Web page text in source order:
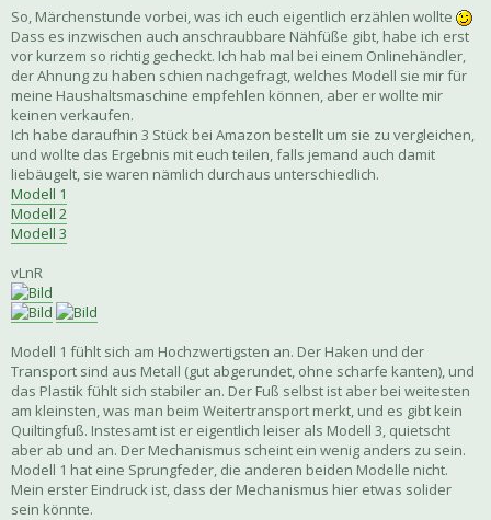
So, Märchenstunde vorbei, was ich euch eigentlich erzählen wollte
Dass es inzwischen auch anschraubbare Nähfüße gibt, habe ich erst
vor kurzem so richtig gecheckt. Ich hab mal bei einem Onlinehändler,
der Ahnung zu haben schien nachgefragt, welches Modell sie mir für
meine Haushaltsmaschine empfehlen können, aber er wollte mir
keinen verkaufen.
Ich habe daraufhin 3 Stück bei Amazon bestellt um sie zu vergleichen,
und wollte das Ergebnis mit euch teilen, falls jemand auch damit
liebäugelt, sie waren nämlich durchaus unterschiedlich.
Modell 1
Modell 2
Modell 3
vLnR
Modell 1 fühlt sich am Hochzwertigsten an. Der Haken und der
Transport sind aus Metall (gut abgerundet, ohne scharfe kanten), und
das Plastik fühlt sich stabiler an. Der Fuß selbst ist aber bei weitesten
am kleinsten, was man beim Weitertransport merkt, und es gibt kein
Quiltingfuß. Instesamt ist er eigentlich leiser als Modell 3, quietscht
aber ab und an. Der Mechanismus scheint ein wenig anders zu sein.
Modell 1 hat eine Sprungfeder, die anderen beiden Modelle nicht.
Mein erster Eindruck ist, dass der Mechanismus hier etwas solider
sein könnte.